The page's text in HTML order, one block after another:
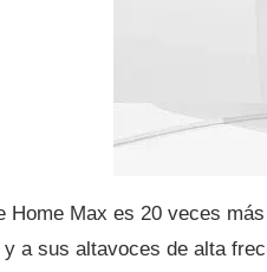
Home Max es 20 veces
y a sus altavoces de alta